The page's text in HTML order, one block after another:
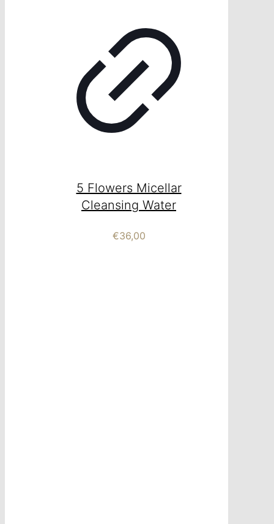
5 Flowers Micellar
Cleansing Water
€36,00